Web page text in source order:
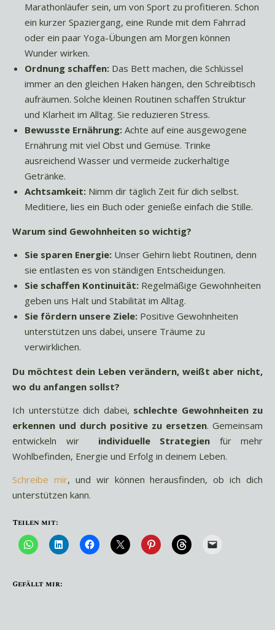
Marathonläufer sein, um von Sport zu profitieren. Schon
ein kurzer Spaziergang, eine Runde mit dem Fahrrad
oder ein paar Yoga-Übungen am Morgen können
Wunder wirken.
Ordnung schaffen: Das Bett machen, die Schlüssel
immer an den gleichen Haken hängen, den Schreibtisch
aufräumen. Solche kleinen Routinen schaffen Struktur
und Klarheit im Alltag. Sie reduzieren Stress.
Bewusste Ernährung: Achte auf eine ausgewogene
Ernährung mit viel Obst und Gemüse. Trinke
ausreichend Wasser und vermeide zuckerhaltige
Getränke.
Achtsamkeit: Nimm dir täglich Zeit für dich selbst.
Meditiere, lies ein Buch oder genieße einfach die Stille.
Warum sind Gewohnheiten so wichtig?
Sie sparen Energie: Unser Gehirn liebt Routinen, denn
sie entlasten es von ständigen Entscheidungen.
Sie schaffen Kontinuität: Regelmäßige Gewohnheiten
geben uns Halt und Stabilität im Alltag.
Sie fördern unsere Ziele: Positive Gewohnheiten
unterstützen uns dabei, unsere Träume zu
verwirklichen.
Du möchtest dein Leben verändern, weißt aber nicht,
wo du anfangen sollst?
Ich unterstütze dich dabei, schlechte Gewohnheiten zu
erkennen und durch positive zu ersetzen. Gemeinsam
entwickeln wir individuelle Strategien für mehr
Wohlbefinden, Energie und Erfolg in deinem Leben.
Schreibe mir, und wir können herausfinden, ob ich dich
unterstützen kann.
Teilen mit:
Gefällt mir: